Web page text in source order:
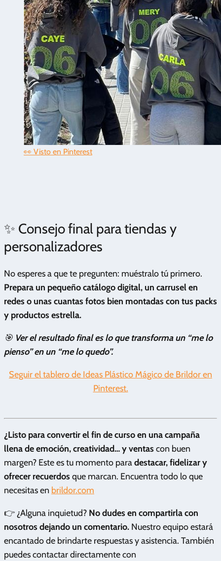
👀 Visto en Pinterest
✨ Consejo final para tiendas y
personalizadores
No esperes a que te pregunten: muéstralo tú primero.
Prepara un pequeño catálogo digital, un carrusel en
redes o unas cuantas fotos bien montadas con tus packs
y productos estrella.
🎯 Ver el resultado final es lo que transforma un “me lo
pienso” en un “me lo quedo”.
Seguir el tablero de Ideas Plástico Mágico de Brildor en
Pinterest.
¿Listo para convertir el fin de curso en una campaña
llena de emoción, creatividad… y ventas con buen
margen? Este es tu momento paradestacar, fidelizar y
ofrecer recuerdos que marcan. Encuentra todo lo que
necesitas en brildor.com
👉 ¿Alguna inquietud? No dudes en compartirla con
nosotros dejando un comentario. Nuestro equipo estará
encantado de brindarte respuestas y asistencia. También
puedes contactar directamente con